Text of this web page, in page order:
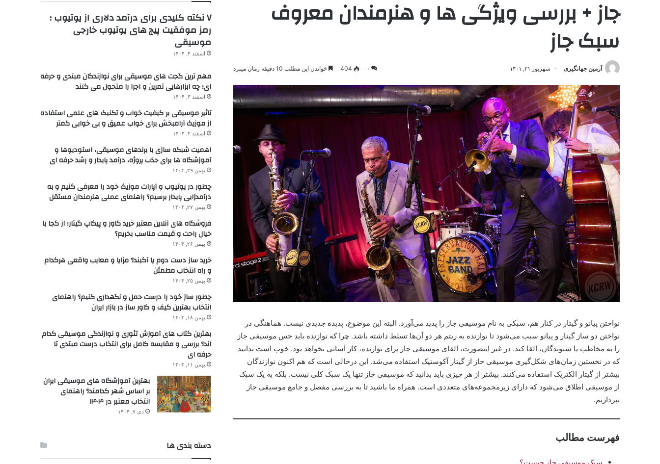
جاز + بررسی ویژگی ها و هنرمندان معروف
سبک جاز
آرمین جهانگیری شهریور ۲۱, ۱۴۰۱ ۰ 404 خواندن این مطلب 10 دقیقه زمان میبرد
نواختن پیانو و گیتار در کنار هم، سبکی به نام موسیقی جاز را پدید می‌آورد. البته این موضوع، پدیده جدیدی نیست. هماهنگی در
نواختن دو ساز گیتار و پیانو سبب می‌شود تا نوازنده به ریتم هر دو آن‌ها تسلط داشته باشد. چرا که نوازنده باید حس موسیقی جاز
را به مخاطب یا شنوندگان، القا کند. در غیر اینصورت، القای موسیقی جاز برای نوازنده، کار آسانی نخواهد بود. خوب است بدانید
که در نخستین زمان‌های شکل‌گیری موسیقی جاز از گیتار آکوستیک استفاده می‌شد. این درحالی است که هم اکنون نوازندگان
بیشتر از گیتار الکتریک استفاده می‌کنند. بیشتر از هر چیزی باید بدانید که موسیقی جاز تنها یک سبک کلی نیست. بلکه به یک سبک
از موسیقی اطلاق می‌شود که دارای زیرمجموعه‌های متعددی است. همراه ما باشید تا به بررسی مفصل و جامع موسیقی جاز
بپردازیم.
فهرست مطالب
۷ نکته کلیدی برای درآمد دلاری از یوتیوب ؛
رمز موفقیت پیج های یوتیوب خارجی
موسیقی
اسفند ۴, ۱۴۰۴
مهم ترین گجت های موسیقی برای نوازندگان مبتدی و حرفه
ای؛ چه ابزارهایی تمرین و اجرا را متحول می کنند
اسفند ۳, ۱۴۰۴
تاثیر موسیقی بر کیفیت خواب و تکنیک های علمی استفاده
از موزیک آرامبخش برای خواب عمیق و بی خوابی کمتر
اسفند ۲, ۱۴۰۴
اهمیت شبکه سازی با برندهای موسیقی، استودیوها و
آموزشگاه ها برای جذب پروژه، درآمد پایدار و رشد حرفه ای
بهمن ۲۹, ۱۴۰۴
چطور در یوتیوب و آپارات موزیک خود را معرفی کنیم و به
درآمدزایی پایدار برسیم؟ راهنمای عملی هنرمندان مستقل
بهمن ۲۷, ۱۴۰۴
فروشگاه های آنلاین معتبر خرید کاور و پیکاپ گیتار؛ از کجا با
خیال راحت و قیمت مناسب بخریم؟
بهمن ۲۶, ۱۴۰۴
خرید ساز دست دوم یا آکبند؟ مزایا و معایب واقعی هرکدام
و راه انتخاب مطمئن
بهمن ۲۵, ۱۴۰۴
چطور ساز خود را درست حمل و نگهداری کنیم؟ راهنمای
انتخاب بهترین کیف و کاور ساز در بازار ایران
بهمن ۱۸, ۱۴۰۴
بهترین کتاب های آموزش تئوری و نوازندگی موسیقی کدام
اند؟ بررسی و مقایسه کامل برای انتخاب درست مبتدی تا
حرفه ای
بهمن ۱۱, ۱۴۰۴
بهترین آموزشگاه های موسیقی ایران
بر اساس شهر کدامند؟ راهنمای
انتخاب معتبر در ۱۴۰۴
دی ۷, ۱۴۰۴
دسته بندی ها